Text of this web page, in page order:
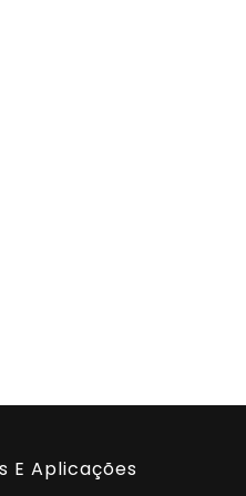
E Aplicações